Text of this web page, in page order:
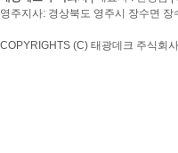
영주지사: 경상북도 영주시 장수면
COPYRIGHTS (C) 태광데크 주식회